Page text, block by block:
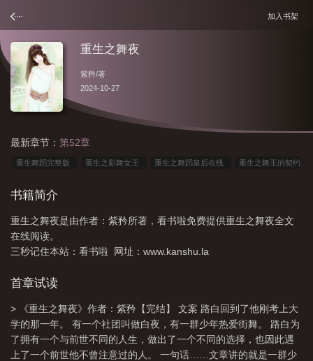
加入书架
重生之舞夜
紫矜/著
2024-10-27
最新章节： 第52章
重生舞蹈完整版 重生之影舞女王 重生之舞蹈皇后在线 重生之舞王的契约
全文阅读
红 人生之舞 重生之舞女 重生之舞蹈 重生之舞王的契约情夫 壬生之
舞皋月杜鹃
矜 重生之舞蹈皇后
紫矜
书籍简介
重生之舞夜是由作者：紫矜所著，看书啦免费提供重生之舞夜全文
在线阅读。
三秒记住本站：看书啦 网址：www.kanshu.la
首章试读
> 《重生之舞夜》作者：紫矜【完结】 文案 路白回到了他刚考上大
学的那一年。 有一个社团叫做白夜，有一群少年热爱街舞。 路白为
了拥有一个与前世不同的人生，做出了一个不同的选择，也因此遇
上了一个前世他不曾注意过的人。 一句话……文章讲的就是一群少